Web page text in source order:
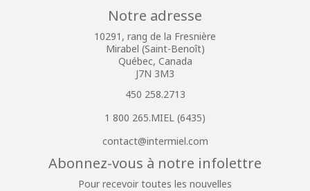
Notre adresse
10291, rang de la Fresnière
Mirabel (Saint-Benoît)
Québec, Canada
J7N 3M3
450 258.2713
1 800 265.MIEL (6435)
contact@intermiel.com
Abonnez-vous à notre infolettre
Pour recevoir toutes les nouvelles